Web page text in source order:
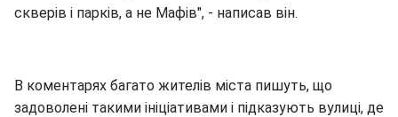
скверів і парків, а не Мафів", - написав він.
В коментарях багато жителів міста пишуть, що
задоволені такими ініціативами і підказують вулиці, де